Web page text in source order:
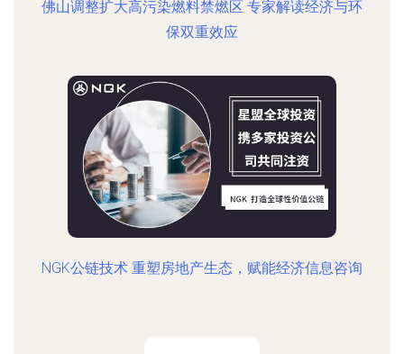
佛山调整扩大高污染燃料禁燃区 专家解读经济与环
保双重效应
NGK公链技术 重塑房地产生态，赋能经济信息咨询